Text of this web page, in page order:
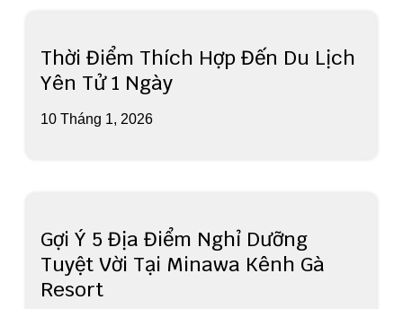
Thời Điểm Thích Hợp Đến Du Lịch
Yên Tử 1 Ngày
10 Tháng 1, 2026
Gợi Ý 5 Địa Điểm Nghỉ Dưỡng
Tuyệt Vời Tại Minawa Kênh Gà
Resort